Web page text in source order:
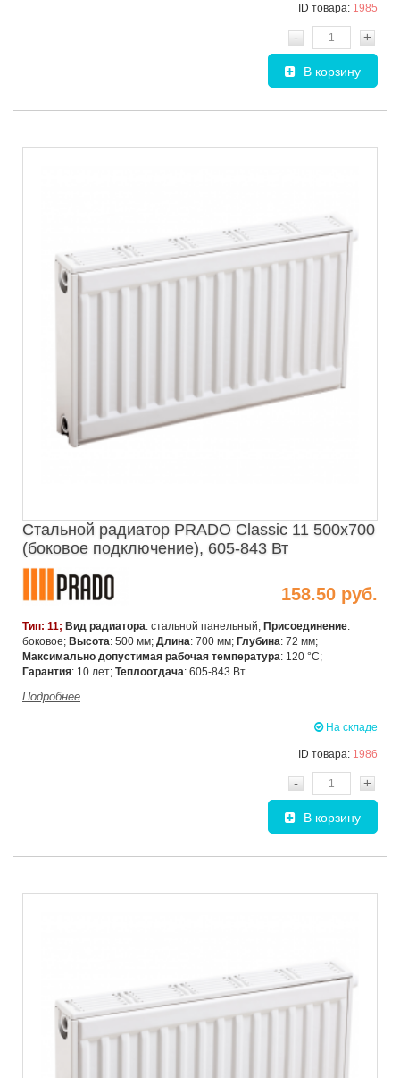
ID товара: 1985
- +
В корзину
Стальной радиатор PRADO Classic 11 500х700
(боковое подключение), 605-843 Вт
158.50 руб.
Тип: 11; Вид радиатора: стальной панельный; Присоединение:
боковое; Высота: 500 мм; Длина: 700 мм; Глубина: 72 мм;
Максимально допустимая рабочая температура: 120 °C;
Гарантия: 10 лет; Теплоотдача: 605-843 Вт
Подробнее
На складе
ID товара: 1986
- +
В корзину